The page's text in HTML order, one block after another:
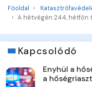
Főoldal
A hétvégén 244, hétfőn
Kapcsolódó
Enyhül a
a